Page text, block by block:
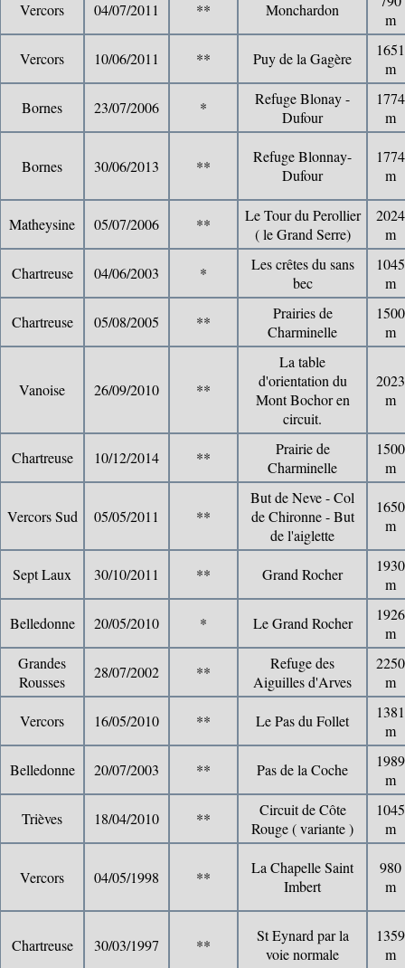
Vercors 04/07/2011 ** Monchardon
m
Vercors 10/06/2011 ** Puy de la Gagère
1651
m
Bornes 23/07/2006 *
Refuge Blonay -
Dufour
1774
m
Bornes 30/06/2013 **
Refuge Blonnay-
Dufour
1774
m
Matheysine 05/07/2006 **
Le Tour du Perollier
( le Grand Serre)
2024
m
Chartreuse 04/06/2003 *
Les crêtes du sans
bec
1045
m
Chartreuse 05/08/2005 **
Prairies de
Charminelle
1500
m
Vanoise 26/09/2010 **
La table
d'orientation du
Mont Bochor en
circuit.
2023
m
Chartreuse 10/12/2014 **
Prairie de
Charminelle
1500
m
Vercors Sud 05/05/2011 **
But de Neve - Col
de Chironne - But
de l'aiglette
1650
m
Sept Laux 30/10/2011 ** Grand Rocher
1930
m
Belledonne 20/05/2010 * Le Grand Rocher
1926
m
Grandes
Rousses
28/07/2002 **
Refuge des
Aiguilles d'Arves
2250
m
Vercors 16/05/2010 ** Le Pas du Follet
1381
m
Belledonne 20/07/2003 ** Pas de la Coche
1989
m
Trièves 18/04/2010 **
Circuit de Côte
Rouge ( variante )
1045
m
Vercors 04/05/1998 **
La Chapelle Saint
Imbert
980
m
Chartreuse 30/03/1997 **
St Eynard par la
voie normale
1359
m